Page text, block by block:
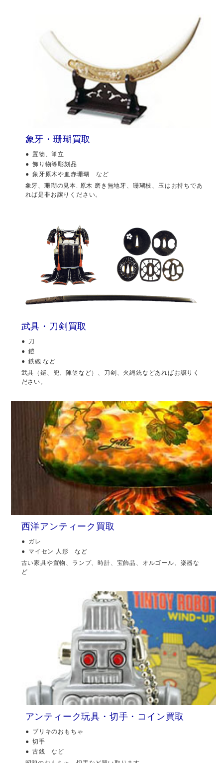
象牙・珊瑚買取
置物、筆立
飾り物等彫刻品
象牙原木や血赤珊瑚 など
象牙、珊瑚の見本. 原木 磨き無地牙、珊瑚枝、玉はお持ちであ
れば是非お譲りください。
武具・刀剣買取
刀
鎧
鉄砲 など
武具（鎧、兜、陣笠など）、刀剣、火縄銃などあればお譲りく
ださい。
西洋アンティーク買取
ガレ
マイセン 人形 など
古い家具や置物、ランプ、時計、宝飾品、オルゴール、楽器な
ど
アンティーク玩具・切手・コイン買取
ブリキのおもちゃ
切手
古銭 など